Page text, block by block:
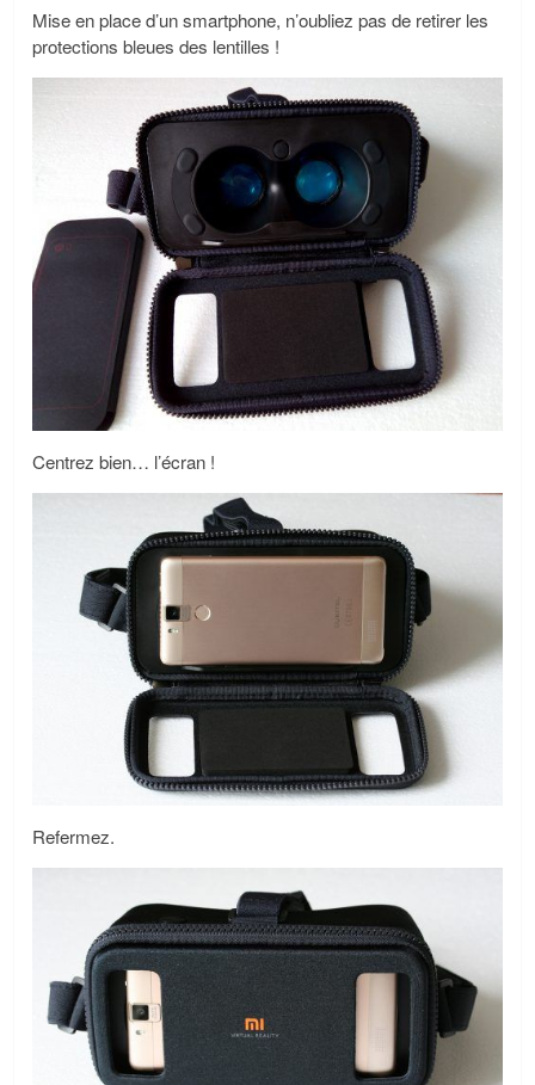
Mise en place d’un smartphone, n’oubliez pas de retirer les
protections bleues des lentilles !
Centrez bien… l’écran !
Refermez.